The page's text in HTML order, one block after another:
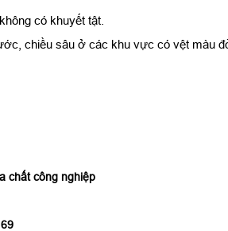
có khuyết tật.
chiều sâu ở các khu vực có vệt màu
chất công nghiệp